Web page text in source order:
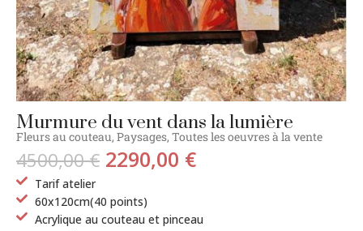
Murmure du vent dans la lumière
Fleurs au couteau, Paysages, Toutes les oeuvres à la vente
4500,00€ 2290,00 €
Tarif atelier
60x120cm(40 points)
Acrylique au couteau et pinceau